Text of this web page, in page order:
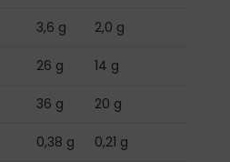
3,6 g 2,0 g
26 g 14 g
36 g 20 g
0,38 g 0,21 g